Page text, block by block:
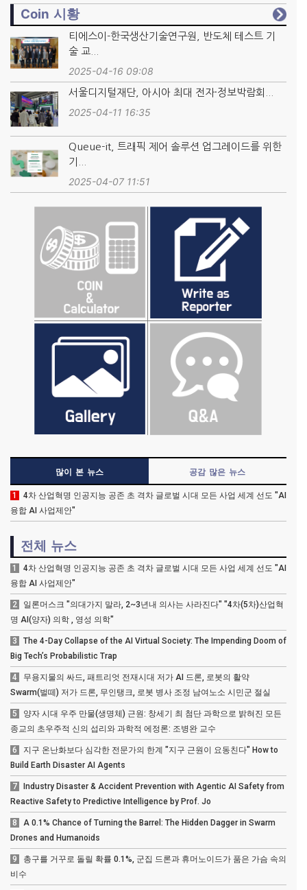
Coin 시황
티에스이-한국생산기술연구원, 반도체 테스트 기
술 교...
2025-04-16 09:08
서울디지털재단, 아시아 최대 전자·정보박람회...
2025-04-11 16:35
Queue-it, 트래픽 제어 솔루션 업그레이드를 위한
기...
2025-04-07 11:51
많이 본 뉴스 공감 많은 뉴스
1
4차 산업혁명 인공지능 공존 초 격차 글로벌 시대 모든 사업 세계 선도 "AI
융합 AI 사업제안"
전체 뉴스
1
4차 산업혁명 인공지능 공존 초 격차 글로벌 시대 모든 사업 세계 선도 "AI
융합 AI 사업제안"
2
일론머스크 "의대가지 말라, 2~3년내 의사는 사라진다" "4차(5차)산업혁
명 AI(양자) 의학 , 영성 의학"
3
The 4-Day Collapse of the AI Virtual Society: The Impending Doom of
Big Tech’s Probabilistic Trap
4
무용지물의 싸드, 패트리엇 전재시대 저가 AI 드론, 로봇의 활약
Swarm(벌떼) 저가 드론, 무인탱크, 로봇 병사 조정 남여노소 시민군 절실
5
양자 시대 우주 만물(생명체) 근원: 창세기 최 첨단 과학으로 밝혀진 모든
종교의 초우주적 신의 섭리와 과학적 에정론: 조병완 교수
6
지구 온난화보다 심각한 전문가의 한계 "지구 근원이 요동친다" How to
Build Earth Disaster AI Agents
7
Industry Disaster & Accident Prevention with Agentic AI Safety from
Reactive Safety to Predictive Intelligence by Prof. Jo
8
A 0.1% Chance of Turning the Barrel: The Hidden Dagger in Swarm
Drones and Humanoids
9
총구를 거꾸로 돌릴 확률 0.1%, 군집 드론과 휴머노이드가 품은 가슴 속의
비수